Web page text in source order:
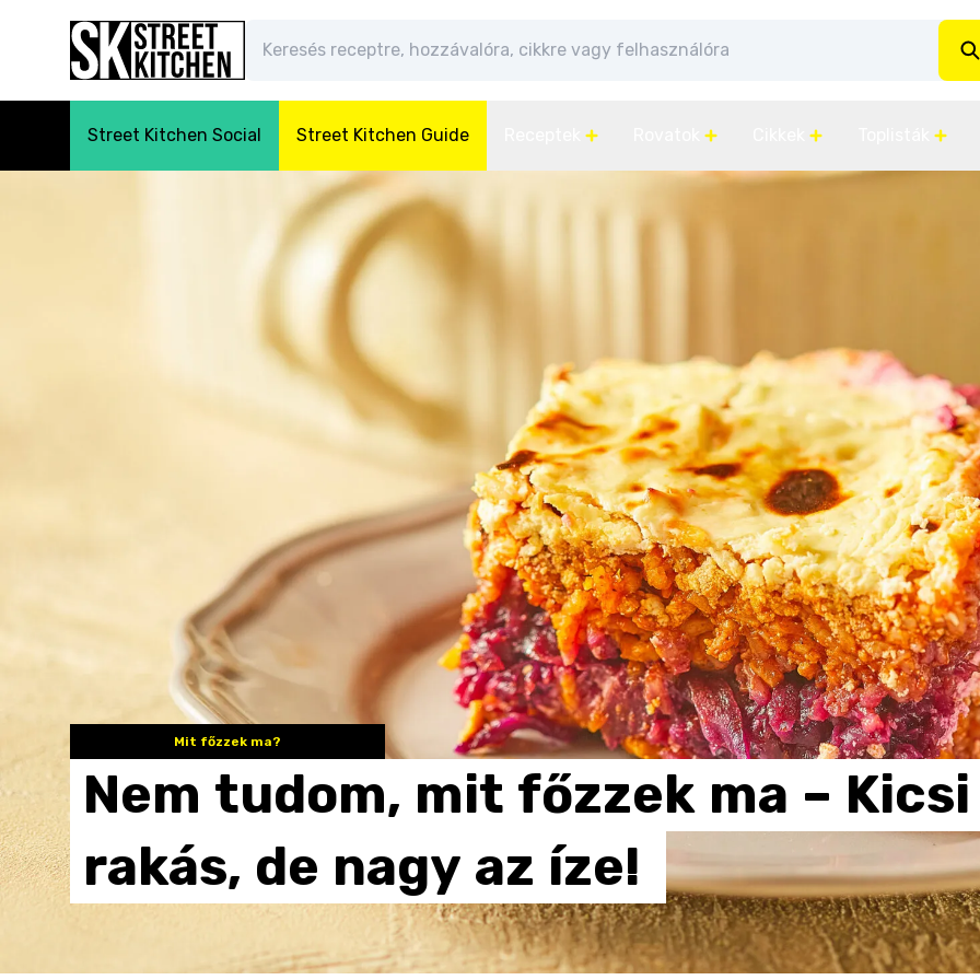
Street Kitchen Social Street Kitchen Guide
Mit főzzek ma?
Nem tudom, mit főzzek ma – Kicsi
rakás, de nagy az íze!